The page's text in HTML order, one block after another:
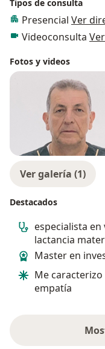
Tipos de consulta
Presencial Ver
Videoconsulta
Fotos y videos
Ver galería (1)
Destacados
especialista
lactancia
Master en
Me
empatía